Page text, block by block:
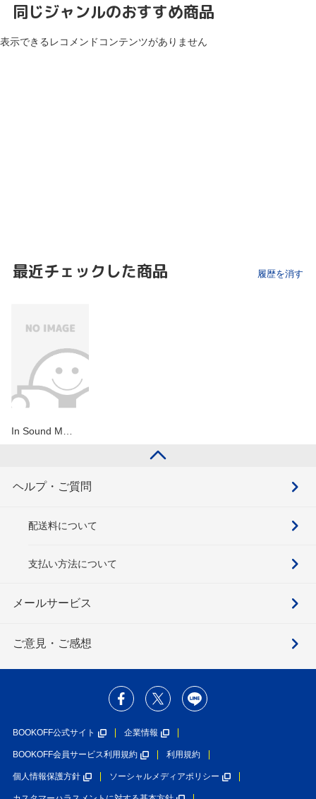
同じジャンルのおすすめ商品
表示できるレコメンドコンテンツがありません
最近チェックした商品 履歴を消す
In Sound M…
ヘルプ・ご質問
配送料について
支払い方法について
メールサービス
ご意見・ご感想
BOOKOFF公式サイト 企業情報
BOOKOFF会員サービス利用規約 利用規約
個人情報保護方針 ソーシャルメディアポリシー